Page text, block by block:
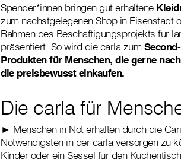
Spender*innen bringen gut erhaltene
zum nächstgelegenen Shop in Eisenstadt
Rahmen des Beschäftigungsprojekts für
präsentiert. So wird die carla zum
Produkten für Menschen, die gerne
die preisbewusst einkaufen.
Die carla für
► Menschen in Not erhalten durch die
Notwendigsten in der carla versorgen zu
Kinder oder ein Sessel für den Küchentisch.